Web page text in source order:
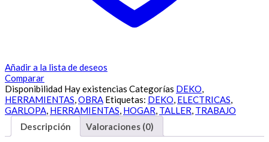
Añadir a la lista de deseos
Comparar
Disponibilidad Hay existencias Categorías DEKO,
HERRAMIENTAS,OBRA Etiquetas: DEKO, ELECTRICAS,
GARLOPA, HERRAMIENTAS, HOGAR, TALLER, TRABAJO
Descripción
Valoraciones (0)